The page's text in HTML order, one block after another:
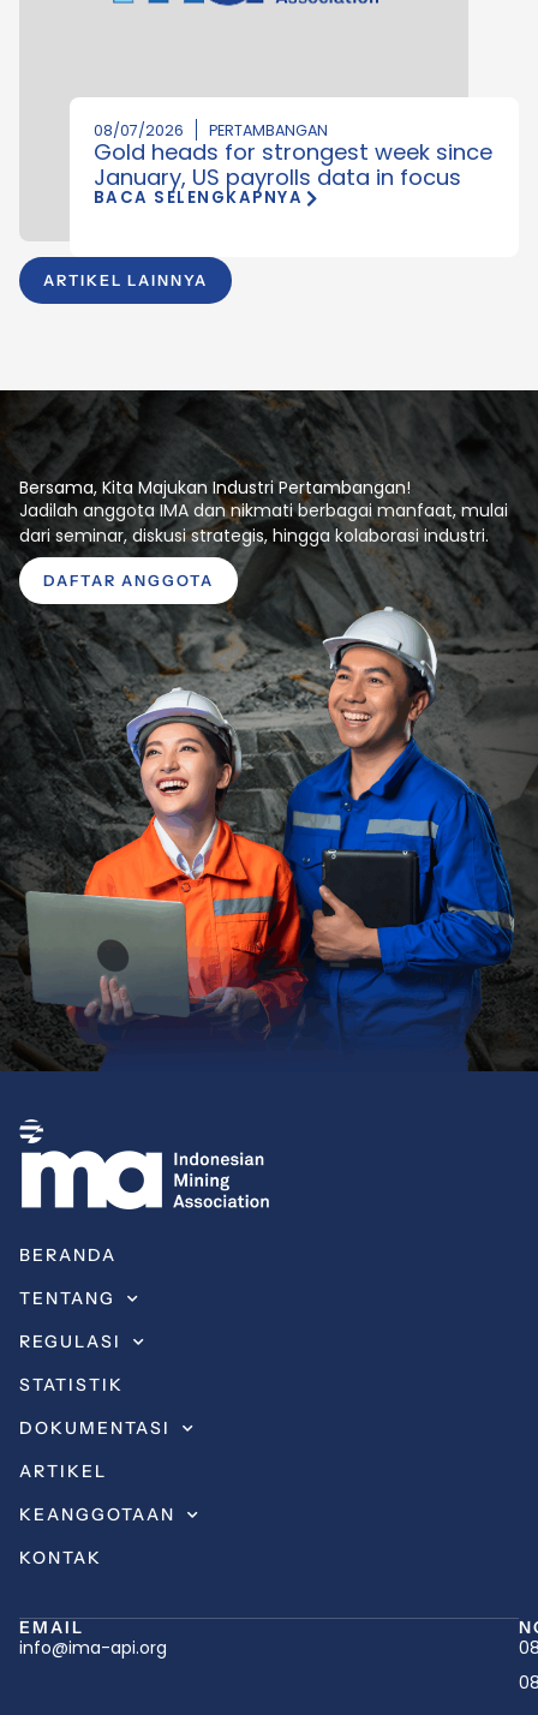
ARTIKEL LAINNYA
08/07/2026 PERTAMBANGAN
Gold heads for strongest week since
January, US payrolls data in focus
BACA SELENGKAPNYA
Bersama, Kita Majukan Industri Pertambangan!
Jadilah anggota IMA dan nikmati berbagai manfaat, mulai
dari seminar, diskusi strategis, hingga kolaborasi industri.
DAFTAR ANGGOTA
BERANDA
TENTANG
REGULASI
STATISTIK
DOKUMENTASI
ARTIKEL
KEANGGOTAAN
KONTAK
EMAIL
info@ima-api.org